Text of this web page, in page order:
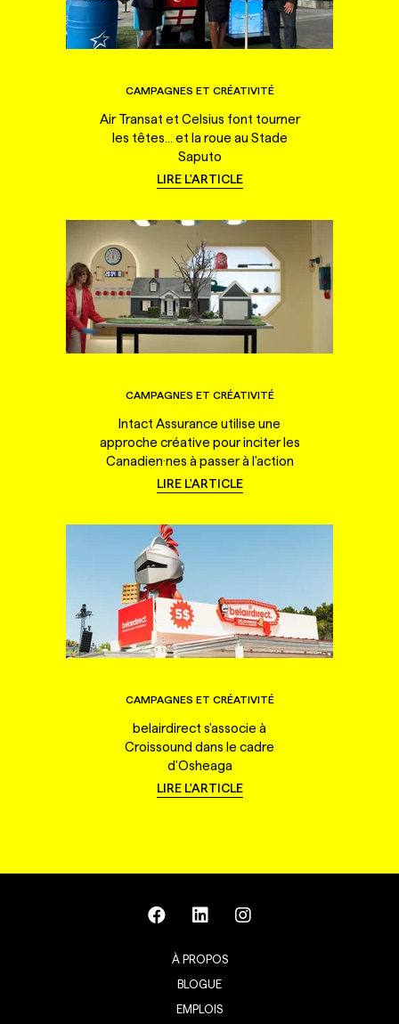
CAMPAGNES ET CRÉATIVITÉ
Air Transat et Celsius font tourner
les têtes... et la roue au Stade
Saputo
LIRE L'ARTICLE
CAMPAGNES ET CRÉATIVITÉ
Intact Assurance utilise une
approche créative pour inciter les
Canadien·nes à passer à l'action
LIRE L'ARTICLE
CAMPAGNES ET CRÉATIVITÉ
belairdirect s'associe à
Croissound dans le cadre
d'Osheaga
LIRE L'ARTICLE
À PROPOS
BLOGUE
EMPLOIS